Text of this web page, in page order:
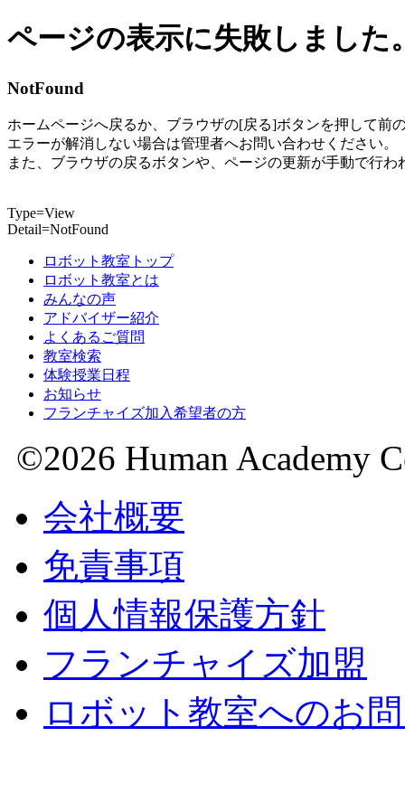
ページの表示に失敗しました
NotFound
ホームページへ戻るか、ブラウザの[戻る]ボタンを押して前
エラーが解消しない場合は管理者へお問い合わせください。
また、ブラウザの戻るボタンや、ページの更新が手動で行
Type=View
Detail=NotFound
ロボット教室トップ
ロボット教室とは
みんなの声
アドバイザー紹介
よくあるご質問
教室検索
体験授業日程
お知らせ
フランチャイズ加入希望者の方
©2026 Human Academy
会社概要
免責事項
個人情報保護方針
フランチャイズ加盟
ロボット教室へのお